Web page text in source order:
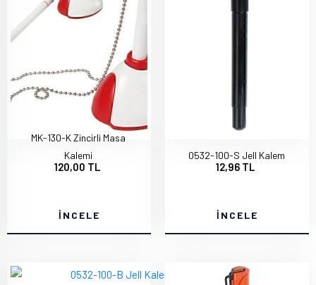
MK-130-K Zincirli Masa
Kalemi
120,00 TL
İNCELE
0532-100-S Jell Kalem
12,96 TL
İNCELE